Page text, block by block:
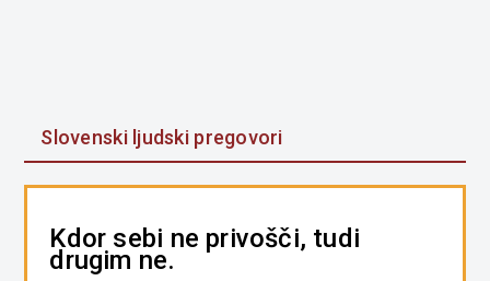
Slovenski ljudski pregovori
Kdor sebi ne privošči, tudi
drugim ne.